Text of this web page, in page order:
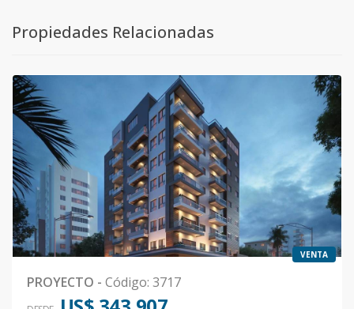
Propiedades Relacionadas
VENTA
PROYECTO - Código: 3717